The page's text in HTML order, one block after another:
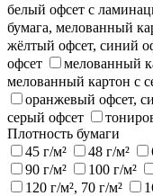
белый офсет с
бумага, мелованный
жёлтый офсет, синий
офсет
мелованный
мелованный картон с
оранжевый офсет,
серый офсет
Плотность бумаги
45 г/м²
48 г/м²
90 г/м²
100 г/м²
120 г/м², 70 г/м²